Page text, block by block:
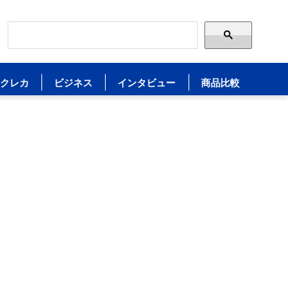
クレカ ビジネス インタビュー 商品比較